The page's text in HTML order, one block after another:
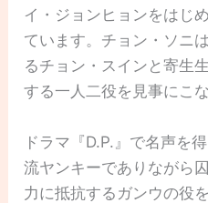
イ・ジョンヒョンをはじ
ています。チョン・ソニ
るチョン・スインと寄生
する一人二役を見事にこ
ドラマ『D.P.』で名声を
流ヤンキーでありながら
力に抵抗するガンウの役